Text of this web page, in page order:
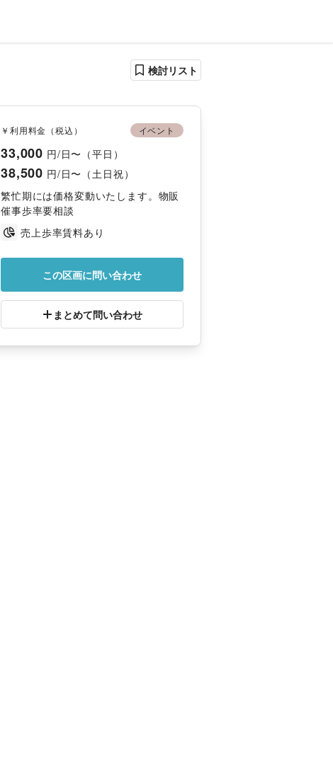
検討リスト
￥利用料金（税込） イベント
33,000 円/日〜（平日）
38,500 円/日〜（土日祝）
繁忙期には価格変動いたします。物販
催事歩率要相談
売上歩率賃料あり
この区画に問い合わせ
まとめて問い合わせ